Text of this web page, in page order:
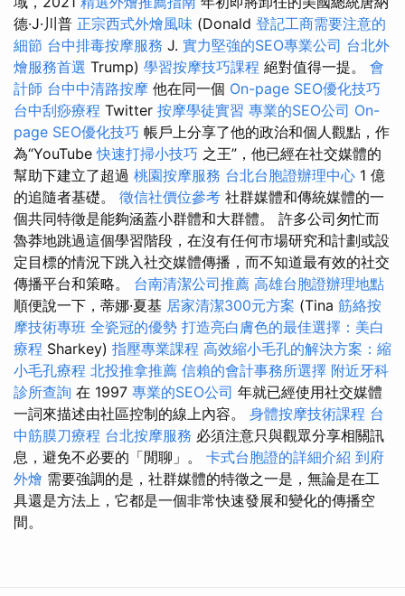
德·J·川普 正宗西式外燴風味 (Donald 登記工商需要注意的
細節 台中排毒按摩服務 J. 實力堅強的SEO專業公司 台北外
燴服務首選 Trump) 學習按摩技巧課程 絕對值得一提。 會
計師 台中中清路按摩 他在同一個 On-page SEO優化技巧
台中刮痧療程 Twitter 按摩學徒實習 專業的SEO公司 On-
page SEO優化技巧 帳戶上分享了他的政治和個人觀點，作
為“YouTube快速打掃小技巧 之王”，他已經在社交媒體的
幫助下建立了超過 桃園按摩服務 台北台胞證辦理中心 1 億
的追隨者基礎。 徵信社價位參考 社群媒體和傳統媒體的一
個共同特徵是能夠涵蓋小群體和大群體。 許多公司匆忙而
魯莽地跳過這個學習階段，在沒有任何市場研究和計劃或設
定目標的情況下跳入社交媒體傳播，而不知道最有效的社交
傳播平台和策略。 台南清潔公司推薦 高雄台胞證辦理地點
順便說一下，蒂娜·夏基 居家清潔300元方案 (Tina 筋絡按
摩技術專班 全瓷冠的優勢 打造亮白膚色的最佳選擇：美白
療程 Sharkey) 指壓專業課程 高效縮小毛孔的解決方案：縮
小毛孔療程 北投推拿推薦 信賴的會計事務所選擇 附近牙科
診所查詢 在 1997 專業的SEO公司 年就已經使用社交媒體
一詞來描述由社區控制的線上內容。 身體按摩技術課程 台
中筋膜刀療程 台北按摩服務 必須注意只與觀眾分享相關訊
息，避免不必要的「閒聊」。 卡式台胞證的詳細介紹 到府
外燴 需要強調的是，社群媒體的特徵之一是，無論是在工
具還是方法上，它都是一個非常快速發展和變化的傳播空
間。